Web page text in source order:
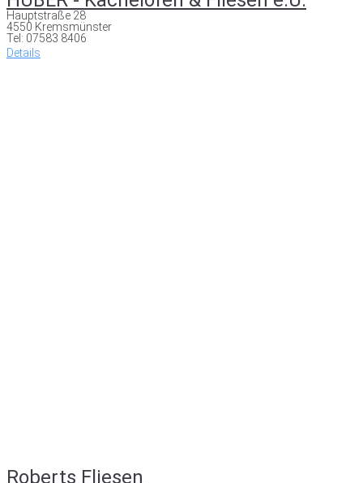
Hauptstraße 28
4550 Kremsmünster
Tel: 07583 8406
Details
Roberts Fliesen